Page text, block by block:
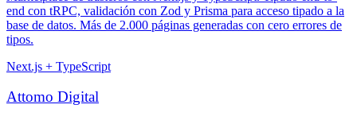
end con tRPC, validación con Zod y Prisma para acceso tipado a la
base de datos. Más de 2.000 páginas generadas con cero errores de
tipos.
Next.js + TypeScript
Attomo Digital